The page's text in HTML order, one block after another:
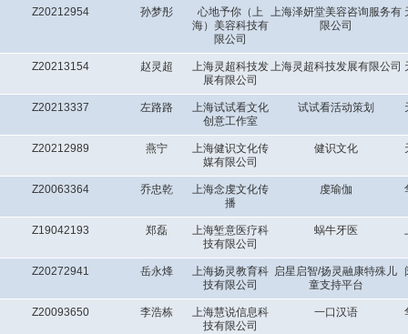
Z20212954 孙梦彤
心地予你（上
海）美容科技有
限公司
上海泽妍堂美容咨询服务有
限公司
Z20213154 赵灵超
上海灵超科技发
展有限公司
上海灵超科技发展有限公司
Z20213337 左路路
上海试试看文化
创意工作室
试试看活动策划
Z20212989 燕宁
上海健识文化传
媒有限公司
健识文化
Z20063364 乔忠乾
上海念虔文化传
播
虔瑜伽
Z19042193 郑磊
上海堑意医疗科
技有限公司
蜗牛牙医
Z20272941 岳永烽
上海扬灵教育科
技有限公司
启星启智/扬灵融康特殊儿
童支持平台
Z20093650 李浩栋
上海慧说信息科
技有限公司
一口汉语